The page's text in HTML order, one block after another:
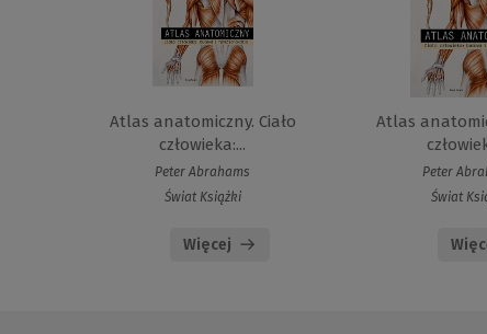
Atlas anatomiczny. Ciało
człowieka:...
Peter Abrahams
Świat Książki
Więcej
Atlas
Peter
Świat